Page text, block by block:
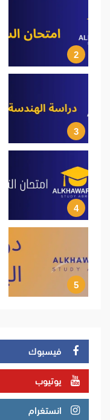
2
3
4
5
فيسبوك
يوتيوب
انستغرام